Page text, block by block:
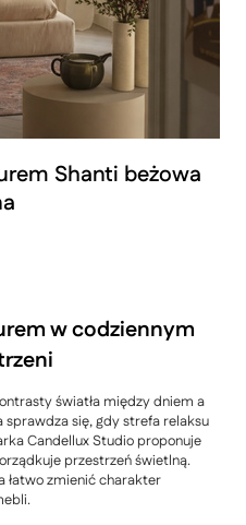
Shanti beżowa
w codziennym
światła między dniem a
się, gdy strefa relaksu
Candellux Studio proponuje
przestrzeń świetlną.
łatwo zmienić charakter